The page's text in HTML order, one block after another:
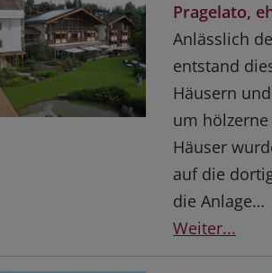
Pragelato,
Anlässlich
entstand
Häusern
um
Häuser
auf die
die Anlage…
Weiter...